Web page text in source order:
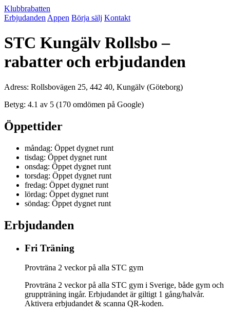
Klubbrabatten
Erbjudanden Appen Börja sälj Kontakt
STC Kungälv Rollsbo –
rabatter och erbjudanden
Adress: Rollsbovägen 25, 442 40, Kungälv (Göteborg)
Betyg: 4.1 av 5 (170 omdömen på Google)
Öppettider
måndag: Öppet dygnet runt
tisdag: Öppet dygnet runt
onsdag: Öppet dygnet runt
torsdag: Öppet dygnet runt
fredag: Öppet dygnet runt
lördag: Öppet dygnet runt
söndag: Öppet dygnet runt
Erbjudanden
Fri Träning
Provträna 2 veckor på alla STC gym
Provträna 2 veckor på alla STC gym i Sverige, både gym och
gruppträning ingår. Erbjudandet är giltigt 1 gång/halvår.
Aktivera erbjudandet & scanna QR-koden.